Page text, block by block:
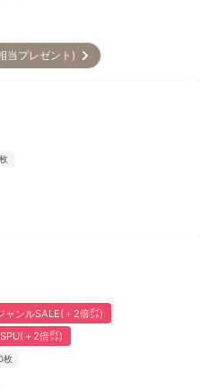
当プレゼント)
ャンルSALE(＋2倍㌽)
SPU(＋2倍㌽)
枚